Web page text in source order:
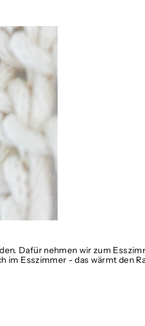
Dafür nehmen wir zum
im Esszimmer - das wärmt den